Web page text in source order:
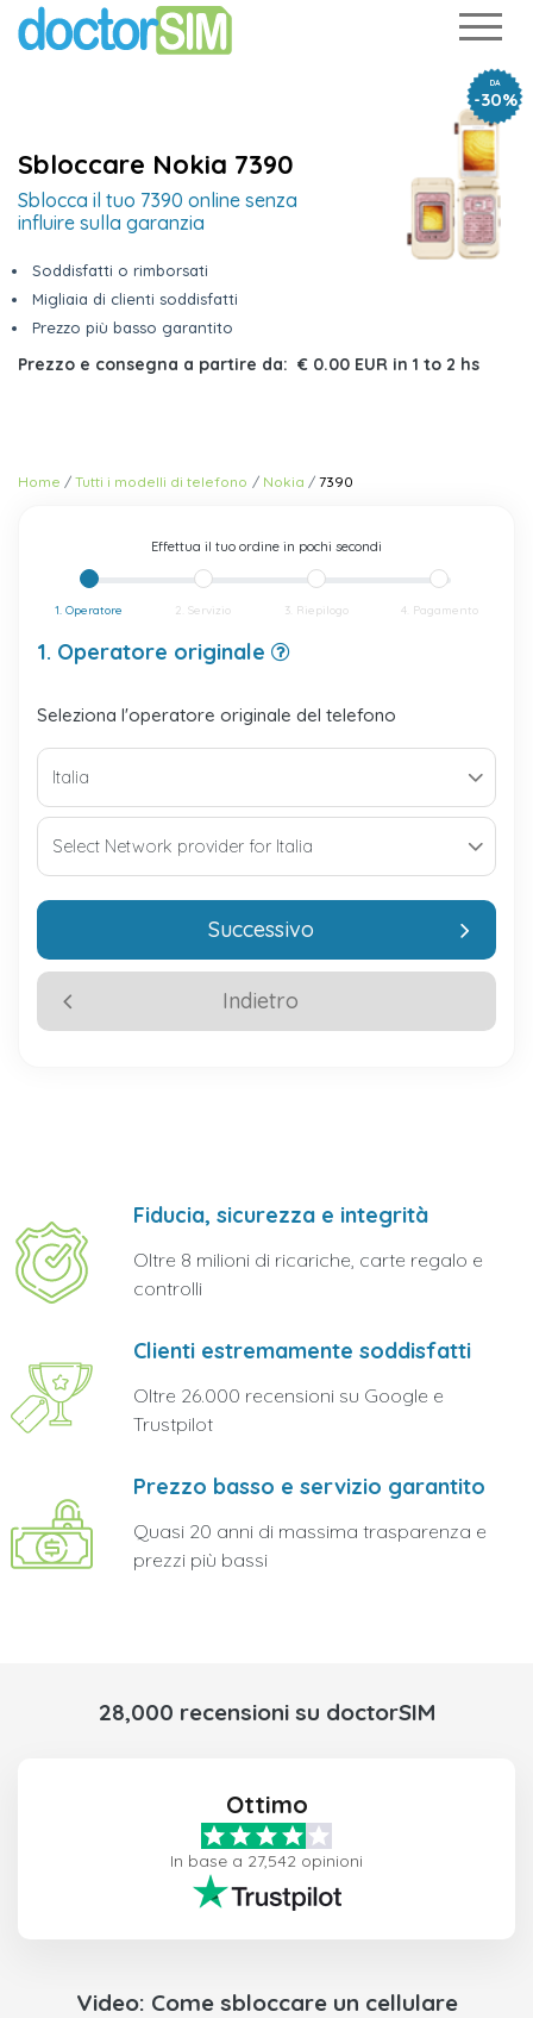
DA
-30%
Sbloccare Nokia 7390
Sblocca il tuo 7390 online senza
influire sulla garanzia
Soddisfatti o rimborsati
Migliaia di clienti soddisfatti
Prezzo più basso garantito
Prezzo e consegna a partire da: € 0.00 EUR in 1 to 2 hs
Home Tutti i modelli di telefono Nokia 7390
Effettua il tuo ordine in pochi secondi
1. Operatore 2. Servizio 3. Riepilogo 4. Pagamento
1. Operatore originale
Seleziona l'operatore originale del telefono
Indietro
Successivo
Fiducia, sicurezza e integrità
Oltre 8 milioni di ricariche, carte regalo e
controlli
Clienti estremamente soddisfatti
Oltre 26.000 recensioni su Google e
Trustpilot
Prezzo basso e servizio garantito
Quasi 20 anni di massima trasparenza e
prezzi più bassi
28,000 recensioni su doctorSIM
Ottimo
In base a 27,542 opinioni
Video: Come sbloccare un cellulare